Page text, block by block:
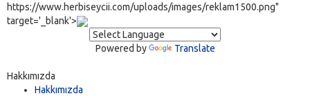
https://www.herbiseycii.com/uploads/images/reklam1500.png"
target='_blank'>
Powered by Translate
Hakkımızda
Hakkımızda